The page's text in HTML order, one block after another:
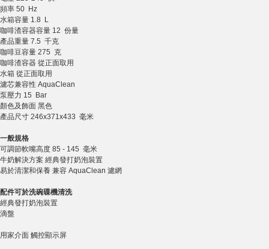
頻率 50 Hz
水箱容量 1.8 L
咖啡渣容器容量 12 份量
產品重量 7.5 千克
咖啡豆容量 275 克
咖啡渣容器 從正面取用
水箱 從正面取用
濾芯兼容性 AquaClean
泵壓力 15 Bar
顏色及飾面 黑色
產品尺寸 246x371x433 毫米
一般規格
可調節軟嘴高度 85 - 145 毫米
牛奶解決方案 經典發打奶泡裝置
易於清潔和保養 兼容 AquaClean 濾網
配件可於洗碗碟機清洗
經典發打奶泡裝置
滴盤
用家介面 觸控顯示屏